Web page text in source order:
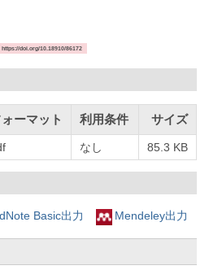
https://doi.org/10.18910/86172
ーマット 利用条件 サイズ
なし 85.3 KB
Basic出力 Mendeley出力